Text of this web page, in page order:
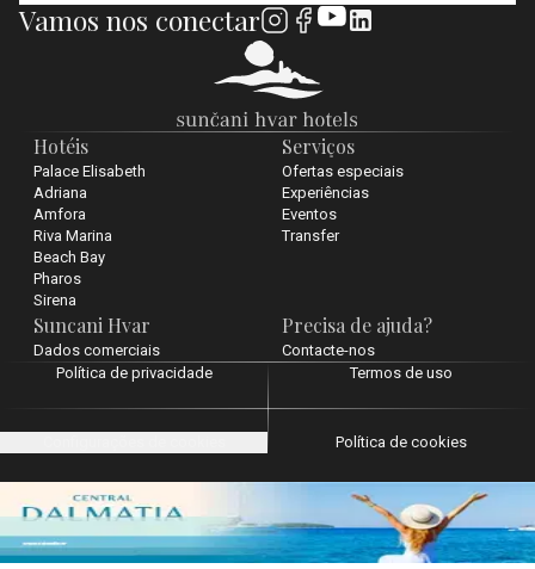
Hotéis
Palace Elisabeth
Adriana
Amfora
Riva Marina
Beach Bay
Pharos
Sirena
Serviços
Ofertas especiais
Experiências
Eventos
Transfer
Suncani Hvar
Dados comerciais
Precisa de ajuda?
Contacte-nos
Vamos nos conectar
Política de privacidade Termos de uso
Política de cookies